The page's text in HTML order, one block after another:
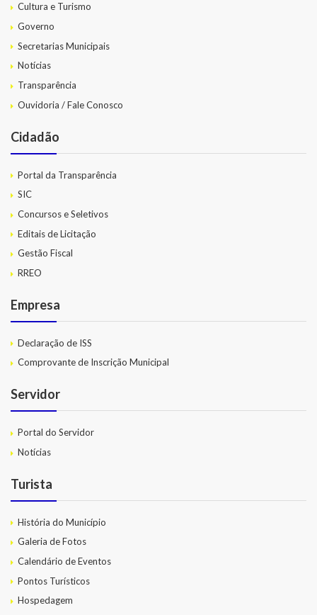
Cultura e Turismo
Governo
Secretarias Municipais
Notícias
Transparência
Ouvidoria / Fale Conosco
Cidadão
Portal da Transparência
SIC
Concursos e Seletivos
Editais de Licitação
Gestão Fiscal
RREO
Empresa
Declaração de ISS
Comprovante de Inscrição Municipal
Servidor
Portal do Servidor
Notícias
Turista
História do Município
Galeria de Fotos
Calendário de Eventos
Pontos Turísticos
Hospedagem